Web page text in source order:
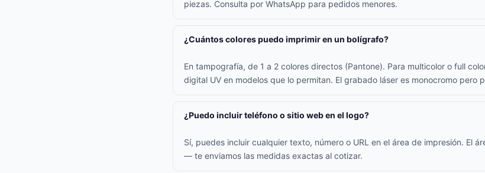
piezas. Consulta por WhatsApp para pedidos menores.
¿Cuántos colores puedo imprimir en un bolígrafo?
En tampografía, de 1 a 2 colores directos (Pantone). Para multicolor o full
digital UV en modelos que lo permitan. El grabado láser es monocromo pero
¿Puedo incluir teléfono o sitio web en el logo?
Sí, puedes incluir cualquier texto, número o URL en el área de impresión. El
— te enviamos las medidas exactas al cotizar.